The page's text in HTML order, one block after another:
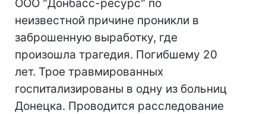
ООО "Донбасс-ресурс" по
неизвестной причине проникли в
заброшенную выработку, где
произошла трагедия. Погибшему 20
лет. Трое травмированных
госпитализированы в одну из больниц
Донецка. Проводится расследование